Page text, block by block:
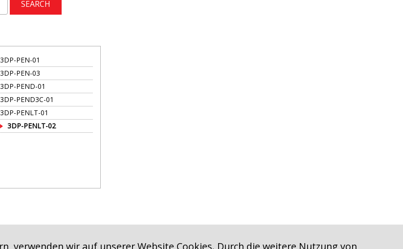
3DP-PEN-01
3DP-PEN-03
3DP-PEND-01
3DP-PEND3C-01
3DP-PENLT-01
3DP-PENLT-02
verwenden wir auf unserer Website Cookies. Durch die weitere Nutzung von